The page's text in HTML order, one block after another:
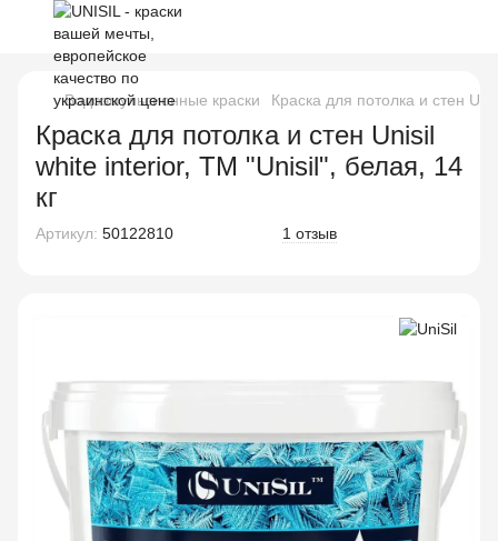
Водоэмульсионные краски Краска для потолка и стен
Краска для потолка и стен Unisil
white interior, TM "Unisil", белая, 14
кг
Артикул: 50122810 1 отзыв